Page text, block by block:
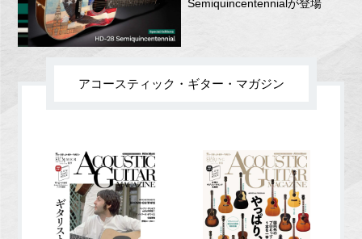
Semiquincentennialが登場
アコースティック・ギター・マガジン